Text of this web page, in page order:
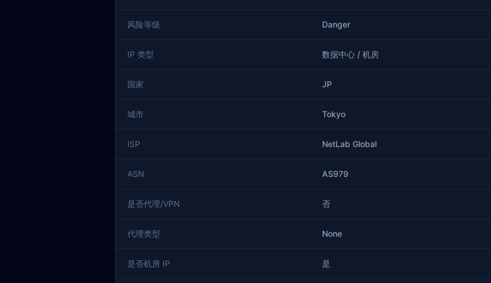
风险等级 Danger
IP 类型 数据中心 / 机房
国家 JP
城市 Tokyo
ISP NetLab Global
ASN AS979
是否代理/VPN 否
代理类型 None
是否机房 IP 是